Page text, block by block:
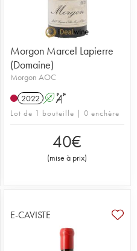
Morgon Marcel Lapierre
(Domaine)
Morgon AOC
2022 A S
Lot de 1 bouteille | 0 enchère
40€
(mise à prix)
E-CAVISTE